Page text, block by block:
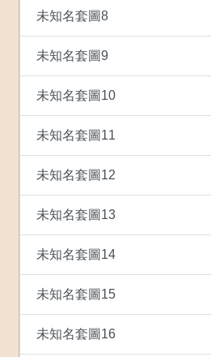
未知名套圖8
未知名套圖9
未知名套圖10
未知名套圖11
未知名套圖12
未知名套圖13
未知名套圖14
未知名套圖15
未知名套圖16